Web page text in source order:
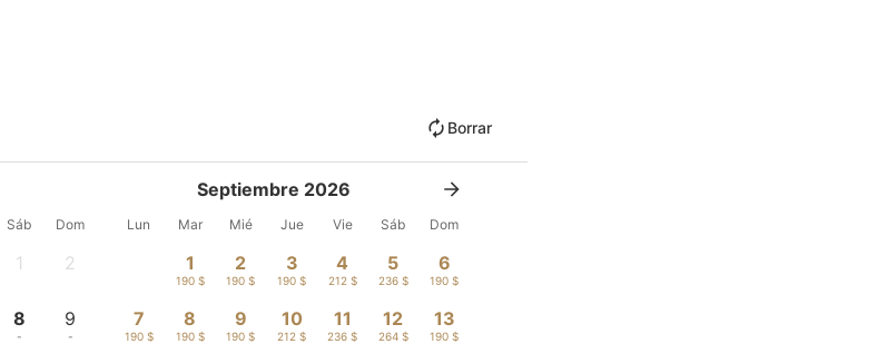
Borrar
Sáb Dom
1 2
8
-
9
-
Septiembre 2026
Lun Mar Mié Jue Vie Sáb Dom
1
190 $
2
190 $
3
190 $
4
212 $
5
236 $
6
190 $
7
190 $
8
190 $
9
190 $
10
212 $
11
236 $
12
264 $
13
190 $